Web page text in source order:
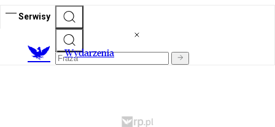
Serwisy
Wydarzenia